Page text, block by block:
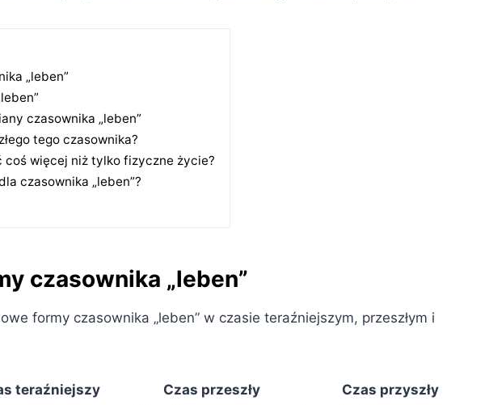
„leben”
czasownika „leben”
tego czasownika?
coś więcej niż tylko fizyczne życie?
czasownika „leben”?
czasownika „leben”
formy czasownika „leben” w czasie teraźniejszym, przeszłym i
teraźniejszy Czas przeszły
Czas przyszły